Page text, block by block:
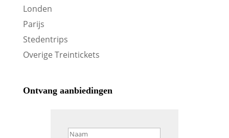
Londen
Parijs
Stedentrips
Overige Treintickets
Ontvang aanbiedingen